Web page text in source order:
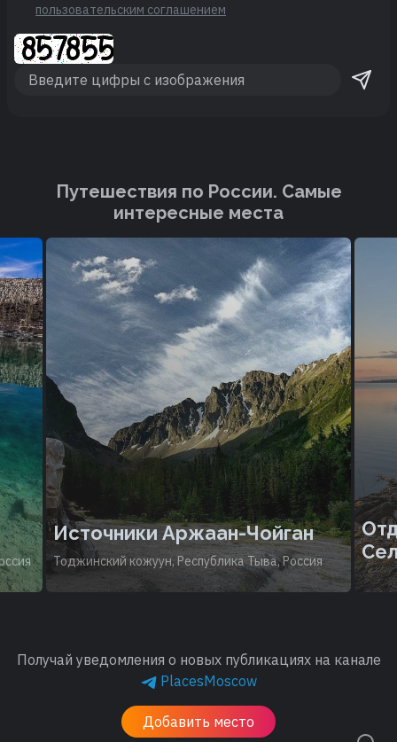
пользовательским соглашением
Путешествия по России. Cамые
интересные места
Источники Аржаан-Чойган
Тоджинский кожуун, Республика Тыва, Россия
Получай уведомления о новых публикациях на канале
PlacesMoscow
Добавить место